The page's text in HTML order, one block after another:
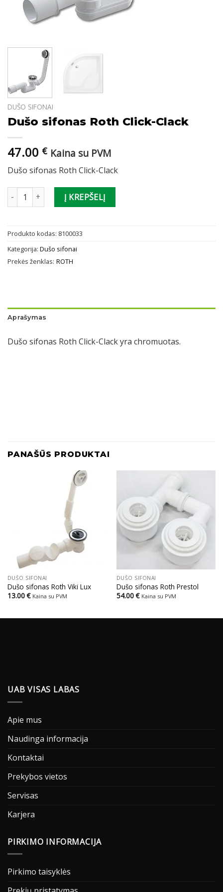
DUŠO SIFONAI
Dušo sifonas Roth Click-Clack
47.00 € Kaina su PVM
Dušo sifonas Roth Click-Clack
produkto kiekis: Dušo sifonas Roth Click-Clack
Į KREPŠELĮ
Produkto kodas: 8100033
Kategorija: Dušo sifonai
Prekės ženklas: ROTH
Aprašymas
Dušo sifonas Roth Click-Clack yra chromuotas.
PANAŠŪS PRODUKTAI
DUŠO SIFONAI
Dušo sifonas Roth Viki Lux
13.00€ Kaina su PVM
DUŠO SIFONAI
Dušo sifonas Roth Prestol
54.00€ Kaina su PVM
UAB VISAS LABAS
Apie mus
Naudinga informacija
Kontaktai
Prekybos vietos
Servisas
Karjera
PIRKIMO INFORMACIJA
Pirkimo taisyklės